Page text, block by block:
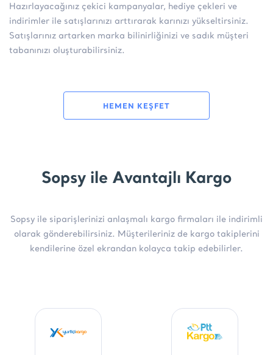
Hazırlayacağınız çekici kampanyalar, hediye çekleri ve
indirimler ile satışlarınızı arttırarak karınızı yükseltirsiniz.
Satışlarınız artarken marka bilinirliğinizi ve sadık müşteri
tabanınızı oluşturabilirsiniz.
HEMEN KEŞFET
Sopsy ile Avantajlı Kargo
Sopsy ile siparişlerinizi anlaşmalı kargo firmaları ile indirimli
olarak gönderebilirsiniz. Müşterileriniz de kargo takiplerini
kendilerine özel ekrandan kolayca takip edebilirler.